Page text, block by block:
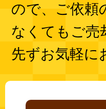
ので、ご依頼
なくてもご売
先ずお気軽に